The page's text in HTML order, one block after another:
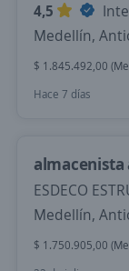
4,5
Medellín,
$ 1.845.492,00
Hace 7 días
ESDECO
Medellín,
$ 1.750.905,00